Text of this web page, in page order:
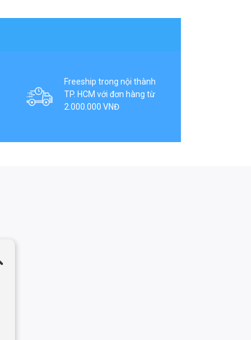
Freeship trong nội thành
TP. HCM với đơn hàng từ
2.000.000 VNĐ